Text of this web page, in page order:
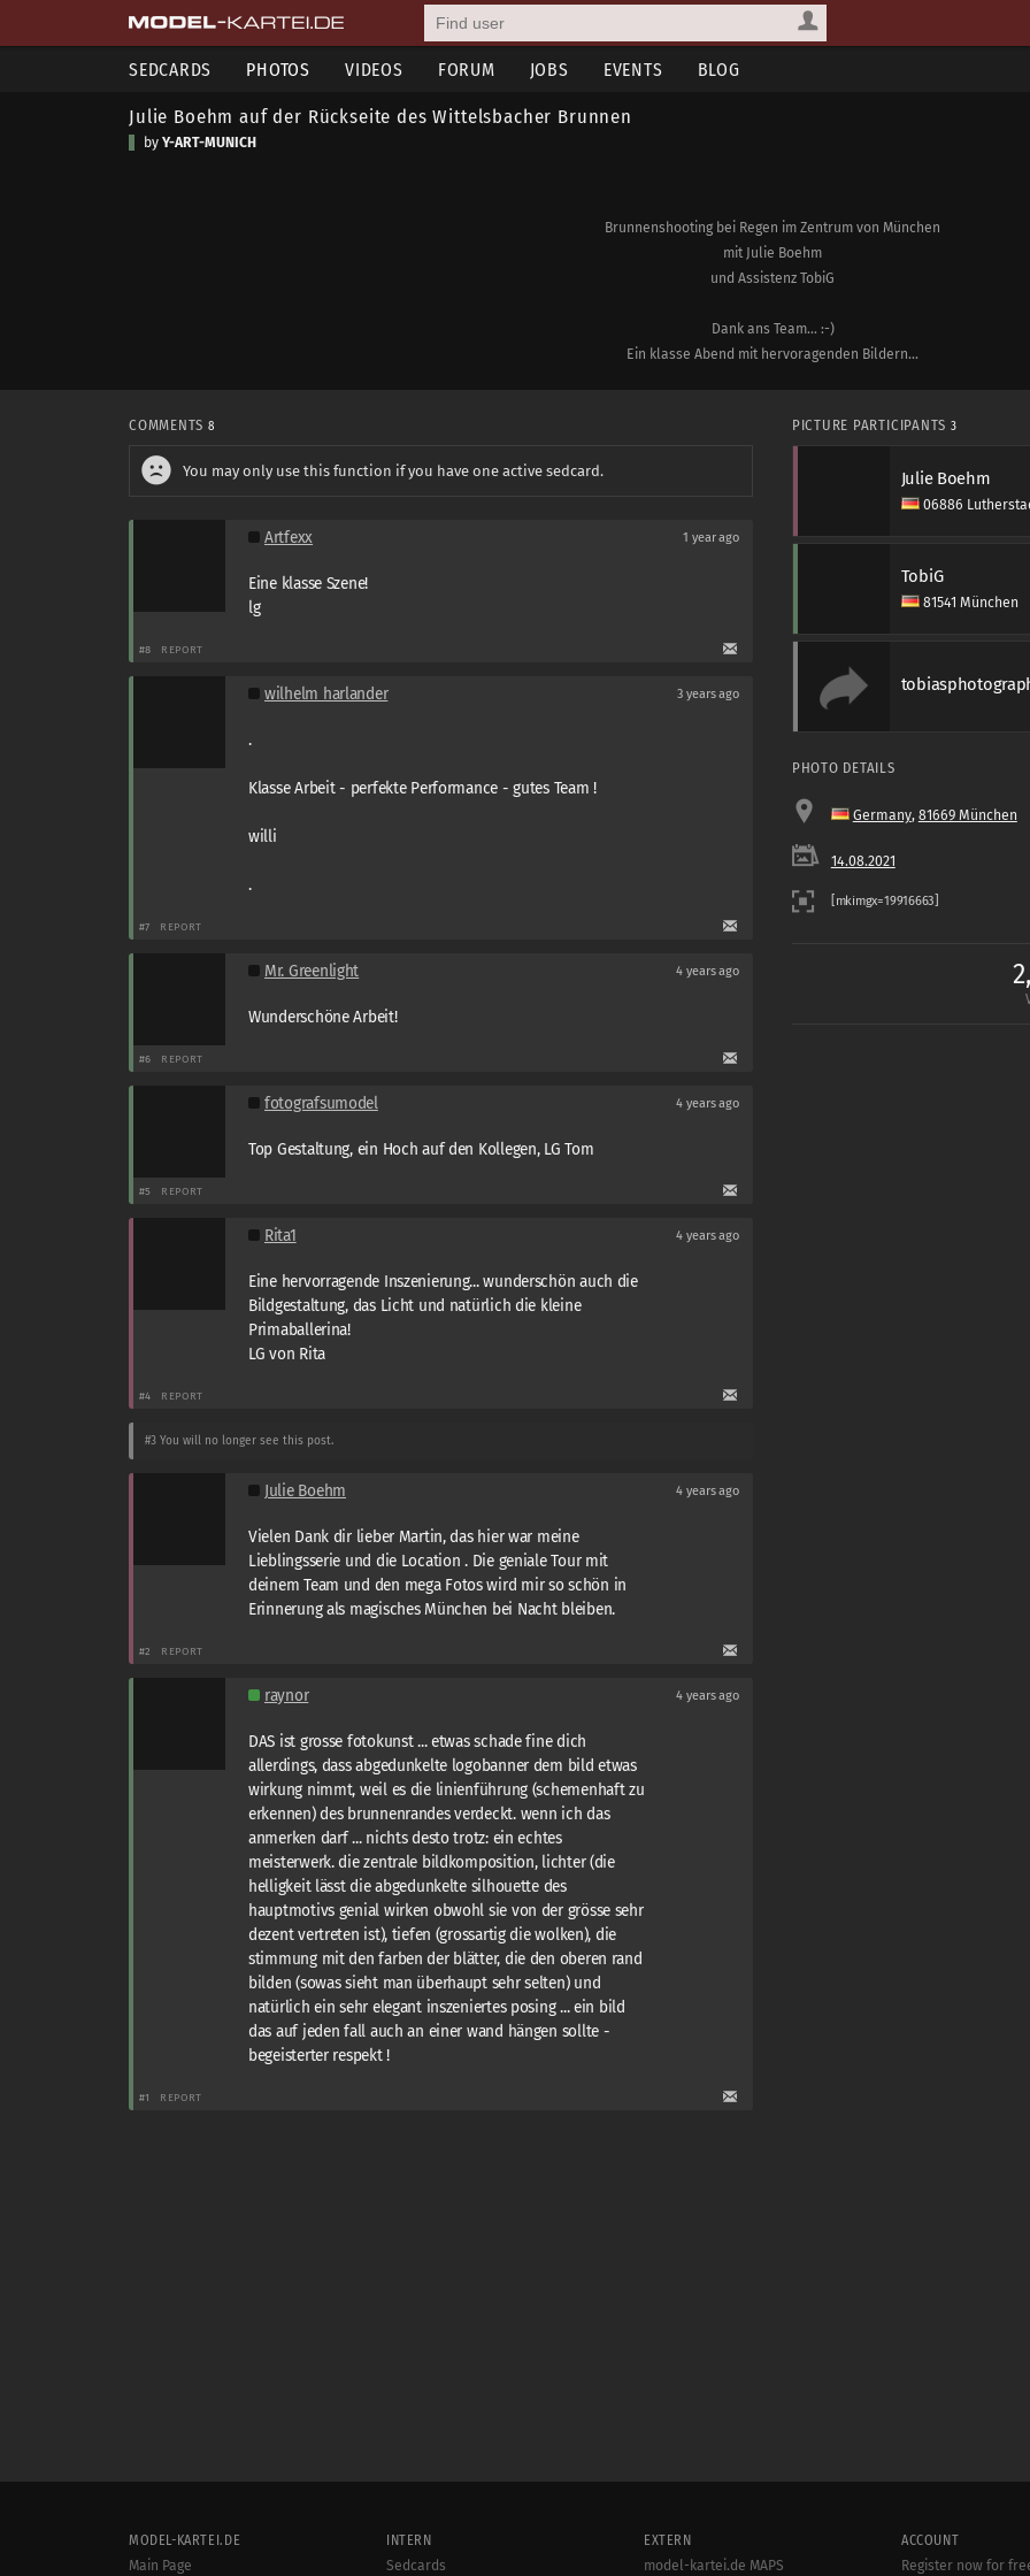
SEDCARDS PHOTOS VIDEOS FORUM JOBS EVENTS BLOG
Julie Boehm auf der Rückseite des Wittelsbacher Brunnen
by Y-ART-MUNICH
Brunnenshooting bei Regen im Zentrum von München
mit Julie Boehm
und Assistenz TobiG
Dank ans Team... :-)
Ein klasse Abend mit hervoragenden Bildern...
COMMENTS 8
You may only use this function if you have one active sedcard.
Artfexx 1 year ago
Eine klasse Szene!
lg
#8 REPORT
wilhelm harlander 3 years ago
.
Klasse Arbeit - perfekte Performance - gutes Team !
willi
.
#7 REPORT
Mr. Greenlight 4 years ago
Wunderschöne Arbeit!
#6 REPORT
fotografsumodel 4 years ago
Top Gestaltung, ein Hoch auf den Kollegen, LG Tom
#5 REPORT
Rita1 4 years ago
Eine hervorragende Inszenierung... wunderschön auch die
Bildgestaltung, das Licht und natürlich die kleine
Primaballerina!
LG von Rita
#4 REPORT
#3 You will no longer see this post.
Julie Boehm 4 years ago
Vielen Dank dir lieber Martin, das hier war meine
Lieblingsserie und die Location . Die geniale Tour mit
deinem Team und den mega Fotos wird mir so schön in
Erinnerung als magisches München bei Nacht bleiben.
#2 REPORT
raynor 4 years ago
DAS ist grosse fotokunst ... etwas schade fine dich
allerdings, dass abgedunkelte logobanner dem bild etwas
wirkung nimmt, weil es die linienführung (schemenhaft zu
erkennen) des brunnenrandes verdeckt. wenn ich das
anmerken darf ... nichts desto trotz: ein echtes
meisterwerk. die zentrale bildkomposition, lichter (die
helligkeit lässt die abgedunkelte silhouette des
hauptmotivs genial wirken obwohl sie von der grösse sehr
dezent vertreten ist), tiefen (grossartig die wolken), die
stimmung mit den farben der blätter, die den oberen rand
bilden (sowas sieht man überhaupt sehr selten) und
natürlich ein sehr elegant inszeniertes posing ... ein bild
das auf jeden fall auch an einer wand hängen sollte -
begeisterter respekt !
#1 REPORT
PICTURE PARTICIPANTS 3
Julie Boehm
06886
TobiG
81541 München
PHOTO DETAILS
Germany, 81669 München
14.08.2021
MODEL-KARTEI.DE
Main Page
INTERN
Sedcards
EXTERN
model-kartei.de MAPS
ACCOUNT
Register now for